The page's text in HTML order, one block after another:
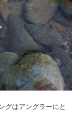
グはアングラーにと